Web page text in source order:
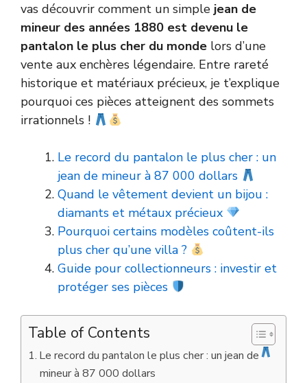
vas découvrir comment un simple jean de
mineur des années 1880 est devenu le
pantalon le plus cher du monde lors d’une
vente aux enchères légendaire. Entre rareté
historique et matériaux précieux, je t’explique
pourquoi ces pièces atteignent des sommets
irrationnels !
Le record du pantalon le plus cher : un
jean de mineur à 87 000 dollars
Quand le vêtement devient un bijou :
diamants et métaux précieux
Pourquoi certains modèles coûtent-ils
plus cher qu’une villa ?
Guide pour collectionneurs : investir et
protéger ses pièces
Table of Contents
Le record du pantalon le plus cher : un jean de
mineur à 87 000 dollars